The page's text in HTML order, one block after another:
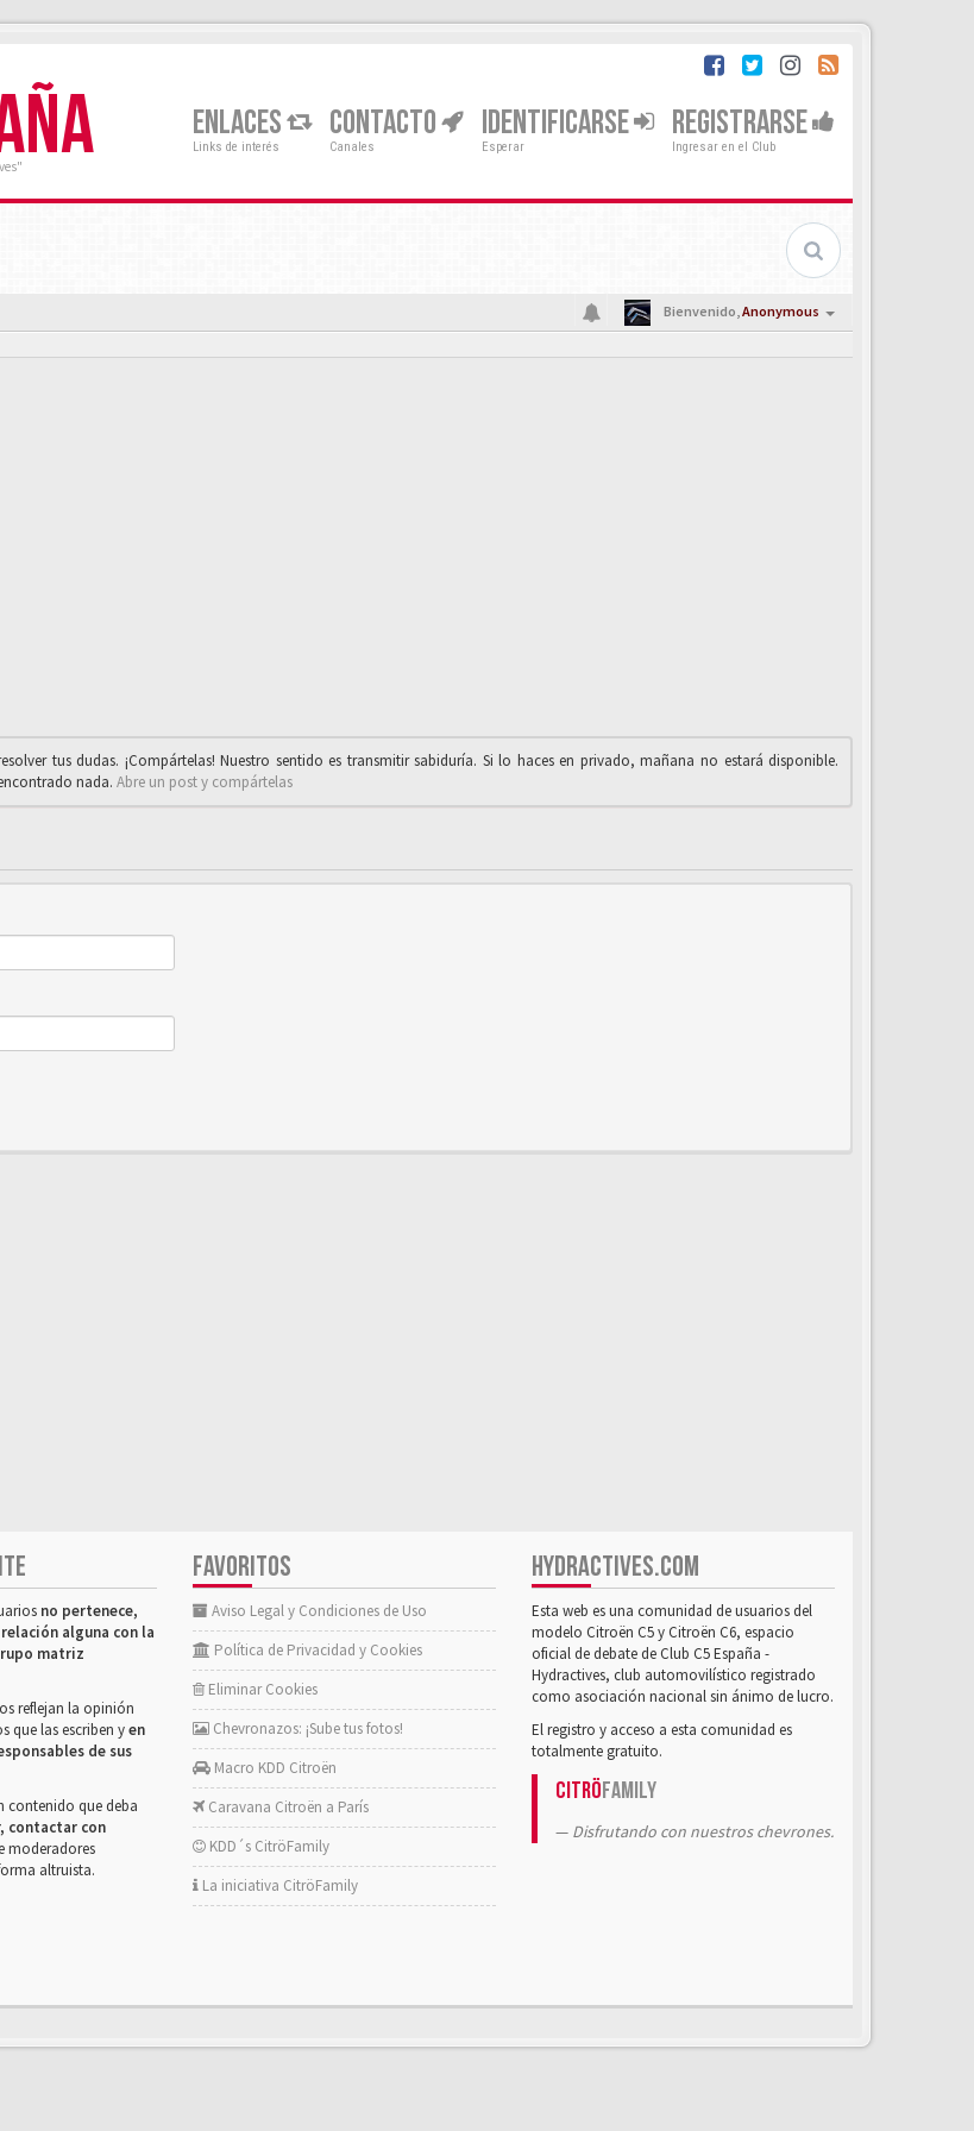
ENLACES
Links de interés
CONTACTO
Canales
IDENTIFICARSE
Esperar
REGISTRARSE
Ingresar en el Club
Bienvenido,Anonymous
tus dudas. ¡Compártelas! Nuestro sentido es transmitir sabiduría. Si lo haces en privado, mañana no estará disponible.
nada. Abre un post y compártelas
no pertenece,
alguna con la
matriz
reflejan la opinión
que las escriben yen
de sus
contenido que deba
contactar con
moderadores
altruista.
FAVORITOS
Aviso Legal y Condiciones de Uso
Política de Privacidad y Cookies
Eliminar Cookies
Chevronazos: ¡Sube tus fotos!
Macro KDD Citroën
Caravana Citroën a París
KDD´s CitröFamily
La iniciativa CitröFamily
HYDRACTIVES.COM
Esta web es una comunidad de usuarios del
modelo Citroën C5 y Citroën C6, espacio
oficial de debate de Club C5 España -
Hydractives, club automovilístico registrado
como asociación nacional sin ánimo de lucro.
El registro y acceso a esta comunidad es
totalmente gratuito.
CitröFamily
Disfrutando con nuestros chevrones.